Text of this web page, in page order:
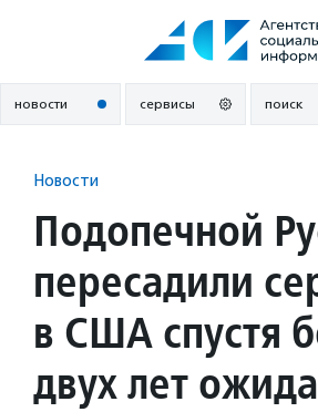
новости сервисы поиск
Новости
Подопечной
пересадили
в США спустя
двух лет